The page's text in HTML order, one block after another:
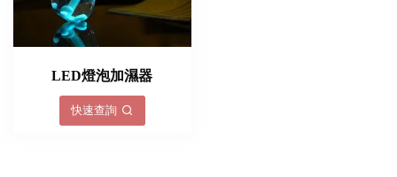
LED燈泡加濕器
快速查詢